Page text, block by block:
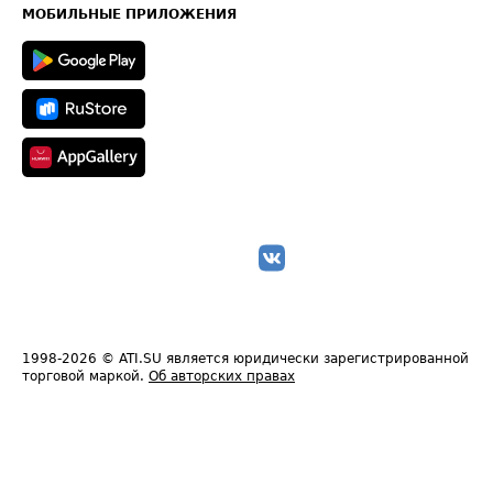
Техническая информация
МОБИЛЬНЫЕ ПРИЛОЖЕНИЯ
1998-2026 © ATI.SU является юридически зарегистрированной
торговой маркой. Об авторских правах